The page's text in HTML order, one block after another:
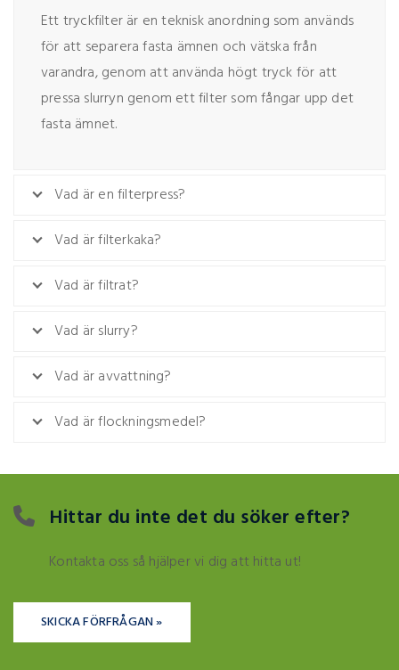
Ett tryckfilter är en teknisk anordning som används
för att separera fasta ämnen och vätska från
varandra, genom att använda högt tryck för att
pressa slurryn genom ett filter som fångar upp det
fasta ämnet.
Vad är en filterpress?
Vad är filterkaka?
Vad är filtrat?
Vad är slurry?
Vad är avvattning?
Vad är flockningsmedel?
Hittar du inte det du söker efter?
Kontakta oss så hjälper vi dig att hitta ut!
SKICKA FÖRFRÅGAN »